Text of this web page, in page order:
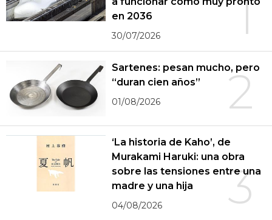
1
en 2036
30/07/2026
2
Sartenes: pesan mucho, pero
“duran cien años”
01/08/2026
3
‘La historia de Kaho’, de
Murakami Haruki: una obra
sobre las tensiones entre una
madre y una hija
04/08/2026